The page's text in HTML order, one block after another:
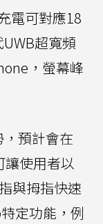
電可對應18
超寬頻
，螢幕峰
預計會在
讓使用者以
與拇指快速
定功能，例